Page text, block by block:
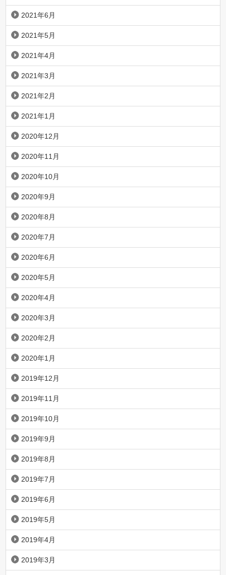
2021年6月
2021年5月
2021年4月
2021年3月
2021年2月
2021年1月
2020年12月
2020年11月
2020年10月
2020年9月
2020年8月
2020年7月
2020年6月
2020年5月
2020年4月
2020年3月
2020年2月
2020年1月
2019年12月
2019年11月
2019年10月
2019年9月
2019年8月
2019年7月
2019年6月
2019年5月
2019年4月
2019年3月